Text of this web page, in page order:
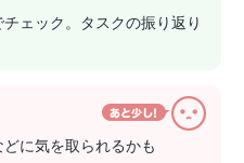
ェック。タスクの振り返り
に気を取られるかも